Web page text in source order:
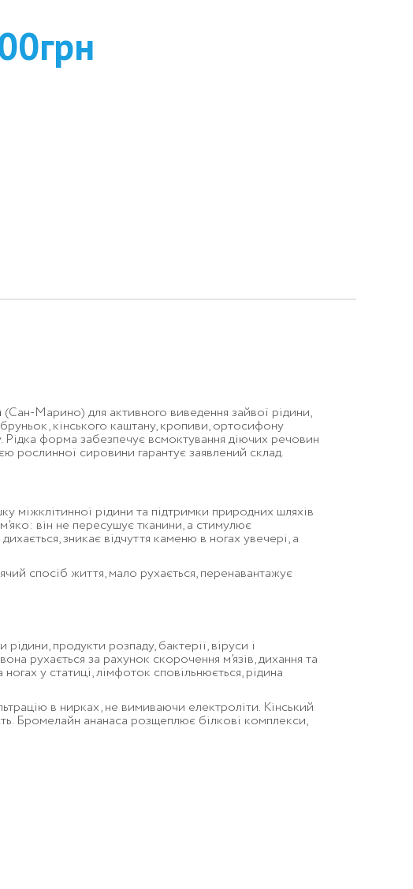
грн
(Сан-Марино) для активного виведення зайвої рідини,
кінського каштану, кропиви, ортосифону
форма забезпечує всмоктування діючих речовин
рослинної сировини гарантує заявлений склад.
міжклітинної рідини та підтримки природних шляхів
він не пересушує тканини, а стимулює
зникає відчуття каменю в ногах увечері, а
спосіб життя, мало рухається, перенавантажує
продукти розпаду, бактерії, віруси і
рухається за рахунок скорочення м’язів, дихання та
у статиці, лімфоток сповільнюється, рідина
в нирках, не вимиваючи електроліти. Кінський
Бромелайн ананаса розщеплює білкові комплекси,